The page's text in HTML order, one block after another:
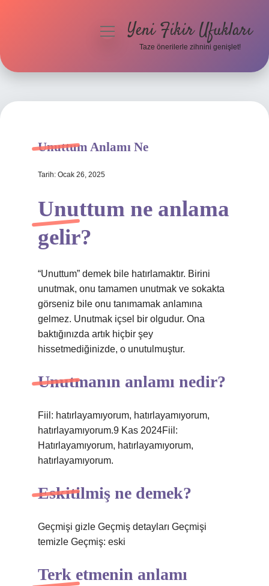
Hakkımızda
menüyüYeni Fikir Ufukları
Taze önerilerle zihnini genişlet!
Unuttum Anlamı Ne
Tarih: Ocak 26, 2025
Unuttum ne anlama
gelir?
“Unuttum” demek bile hatırlamaktır. Birini
unutmak, onu tamamen unutmak ve sokakta
görseniz bile onu tanımamak anlamına
gelmez. Unutmak içsel bir olgudur. Ona
baktığınızda artık hiçbir şey
hissetmediğinizde, o unutulmuştur.
Unutmanın anlamı nedir?
Fiil: hatırlayamıyorum, hatırlayamıyorum,
hatırlayamıyorum.9 Kas 2024Fiil:
Hatırlayamıyorum, hatırlayamıyorum,
hatırlayamıyorum.
Eskitilmiş ne demek?
Geçmişi gizle Geçmiş detayları Geçmişi
temizle Geçmiş: eski
Terk etmenin anlamı